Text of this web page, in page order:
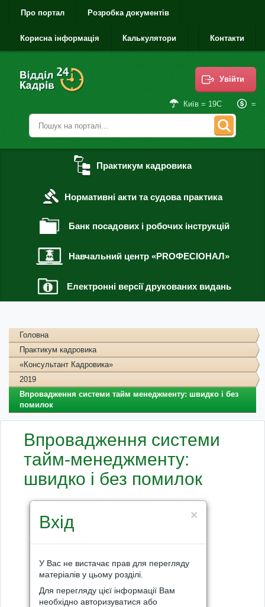
Про портал Розробка документів
Корисна інформація Калькулятори Контакти
Увійти
Київ = 19С =
Практикум кадровика
Нормативні акти та судова практика
Банк посадових і робочих інструкцій
Навчальний центр «PROФЕСІОНАЛ»
Електронні версії друкованих видань
Головна
Практикум кадровика
«Консультант Кадровика»
2019
Впровадження системи тайм менеджменту: швидко і без
помилок
Впровадження системи
тайм-менеджменту:
швидко і без помилок
×
Вхід
У Вас не вистачає прав для перегляду
матеріалів у цьому розділі.
Для перегляду цієї інформації Вам
необхідно авторизуватися або